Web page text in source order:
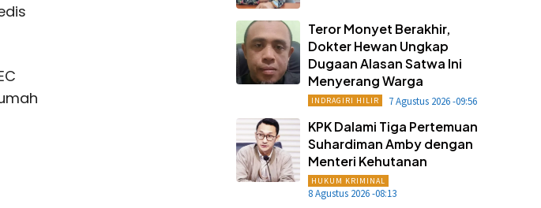
Teror Monyet Berakhir,
Dokter Hewan Ungkap
Dugaan Alasan Satwa Ini
Menyerang Warga
INDRAGIRI HILIR 7 Agustus 2026 -09:56
KPK Dalami Tiga Pertemuan
Suhardiman Amby dengan
Menteri Kehutanan
HUKUM KRIMINAL
8 Agustus 2026 -08:13